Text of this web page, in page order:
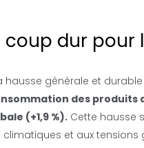
coup dur
hausse générale et
des
(+1,9 %). Cette hausse
climatiques et aux tensions